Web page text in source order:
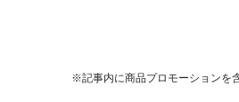
※記事内に商品プロモーションを